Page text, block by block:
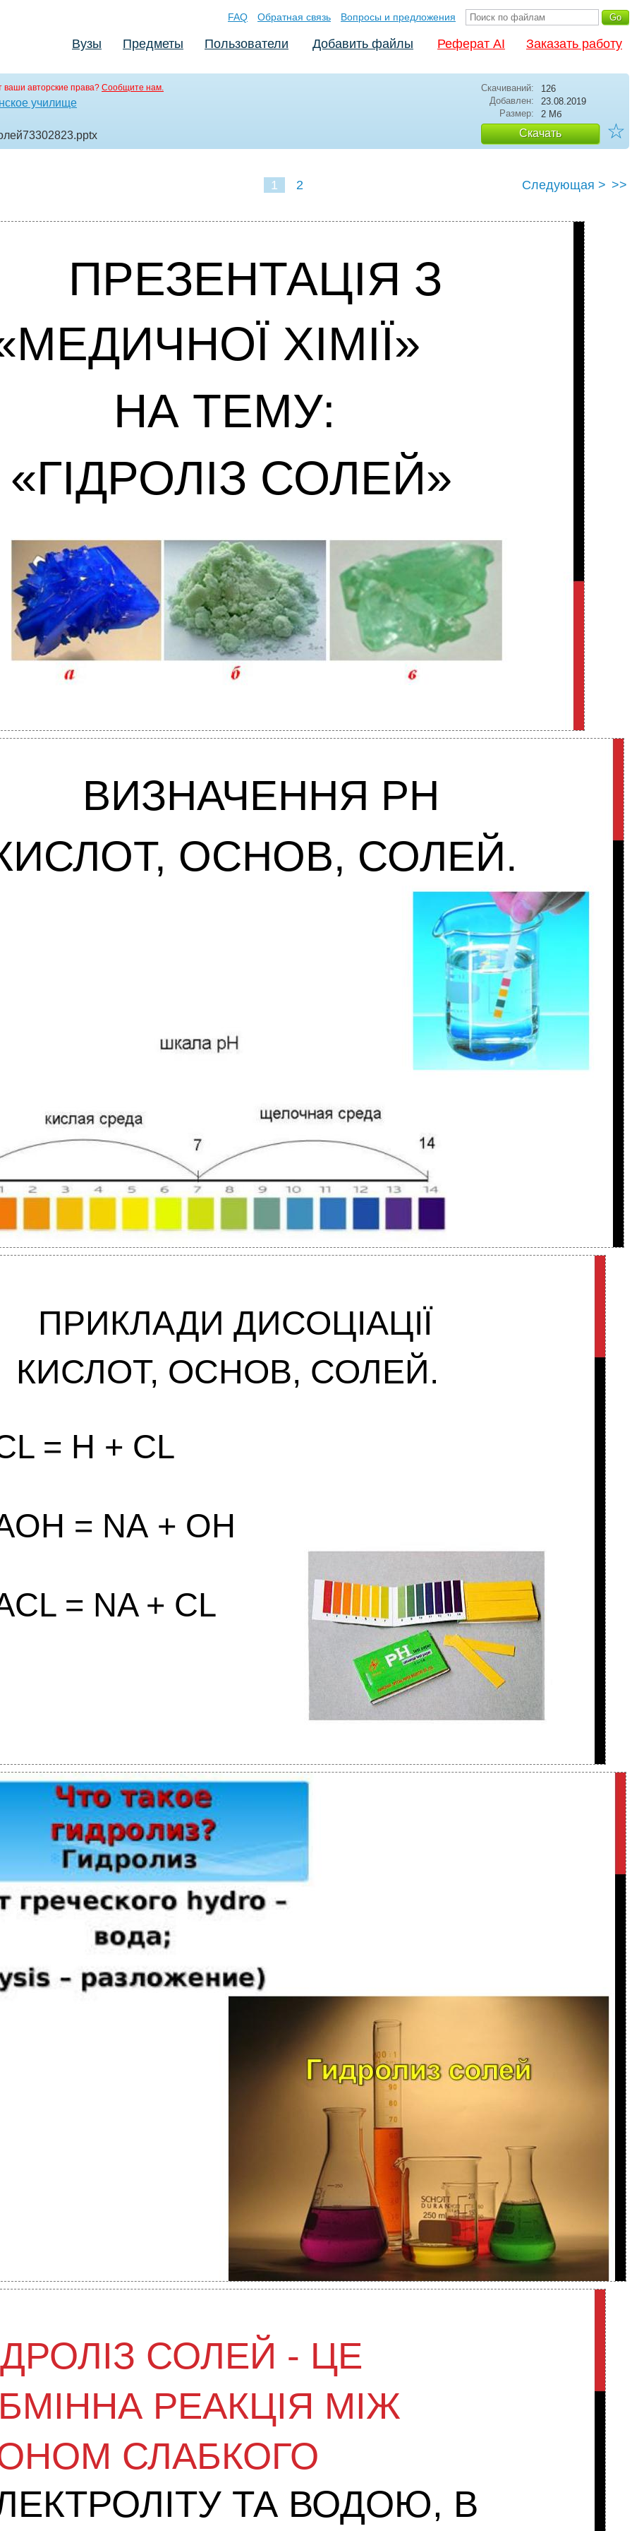
FAQ Обратная связь Вопросы и предложения
Вузы Предметы Пользователи Добавить файлы Реферат AI Заказать работу
авторские права? Сообщите нам.
училище
.pptx
Скачиваний:
126
Добавлен:
23.08.2019
Размер:
2 Мб
Скачать ☆
1 2 Следующая > >>
ПРЕЗЕНТАЦІЯ З
ХІМІЇ»
НА ТЕМУ:
«ГІДРОЛІЗ СОЛЕЙ»
ВИЗНАЧЕННЯ РН
ОСНОВ, СОЛЕЙ.
ПРИКЛАДИ ДИСОЦІАЦІЇ
КИСЛОТ, ОСНОВ, СОЛЕЙ.
= H + CL
= NА + OH
= NA + CL
СОЛЕЙ - ЦЕ
РЕАКЦІЯ МІЖ
СЛАБКОГО
ТА ВОДОЮ, В